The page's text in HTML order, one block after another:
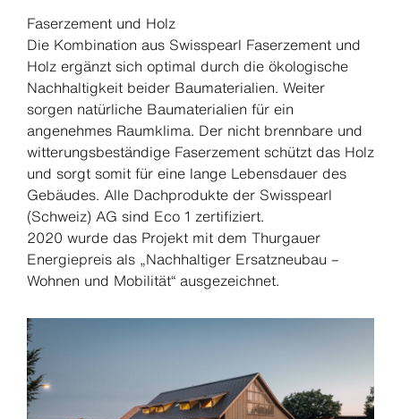
Faserzement und Holz
Die Kombination aus Swisspearl Faserzement und
Holz ergänzt sich optimal durch die ökologische
Nachhaltigkeit beider Baumaterialien. Weiter
sorgen natürliche Baumaterialien für ein
angenehmes Raumklima. Der nicht brennbare und
witterungsbeständige Faserzement schützt das Holz
und sorgt somit für eine lange Lebensdauer des
Gebäudes. Alle Dachprodukte der Swisspearl
(Schweiz) AG sind Eco 1 zertifiziert.
2020 wurde das Projekt mit dem Thurgauer
Energiepreis als „Nachhaltiger Ersatzneubau –
Wohnen und Mobilität“ ausgezeichnet.